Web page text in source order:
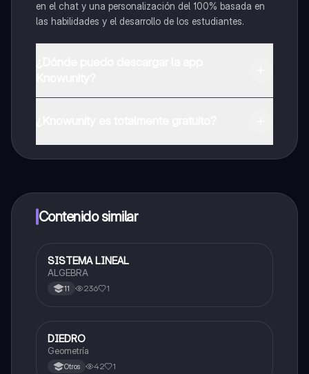
en el chat y una personalización del 100% basada en
las habilidades y el desarrollo de los estudiantes.
a determinadas funciones.
Contenido similar
Matemáticas
SISTEMA LINEAL
ALGEBRA
11 236 1
Matemáticas
DIEDRO
Geometría
Otros 42 1